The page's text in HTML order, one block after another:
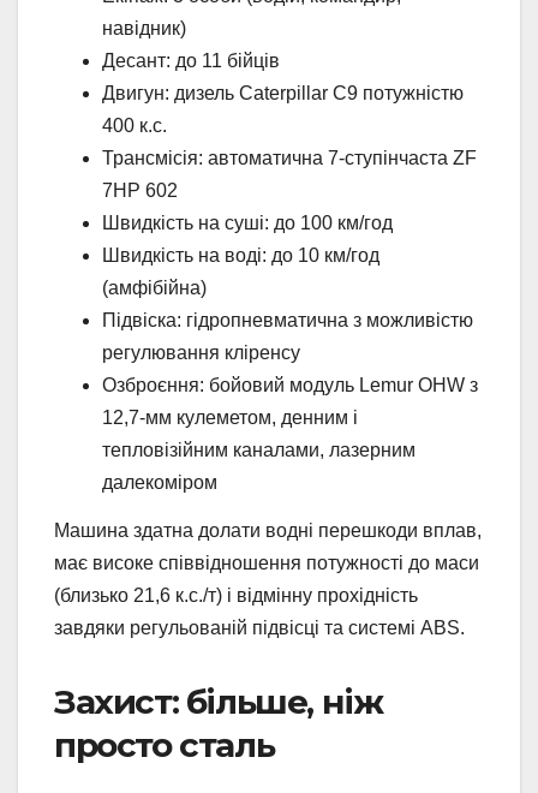
навідник)
Десант: до 11 бійців
Двигун: дизель Caterpillar C9 потужністю
400 к.с.
Трансмісія: автоматична 7-ступінчаста ZF
7HP 602
Швидкість на суші: до 100 км/год
Швидкість на воді: до 10 км/год
(амфібійна)
Підвіска: гідропневматична з можливістю
регулювання кліренсу
Озброєння: бойовий модуль Lemur OHW з
12,7-мм кулеметом, денним і
тепловізійним каналами, лазерним
далекоміром
Машина здатна долати водні перешкоди вплав,
має високе співвідношення потужності до маси
(близько 21,6 к.с./т) і відмінну прохідність
завдяки регульованій підвісці та системі ABS.
Захист: більше, ніж
просто сталь